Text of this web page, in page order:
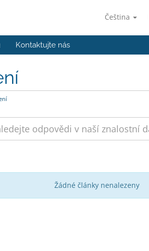
Čeština
Kontaktujte nás
Žádné články nenalezeny